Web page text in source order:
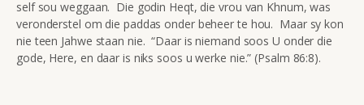
self sou weggaan. Die godin Heqt, die vrou van Khnum, was
veronderstel om die paddas onder beheer te hou. Maar sy kon
nie teen Jahwe staan nie. “Daar is niemand soos U onder die
gode, Here, en daar is niks soos u werke nie.” (Psalm 86:8).